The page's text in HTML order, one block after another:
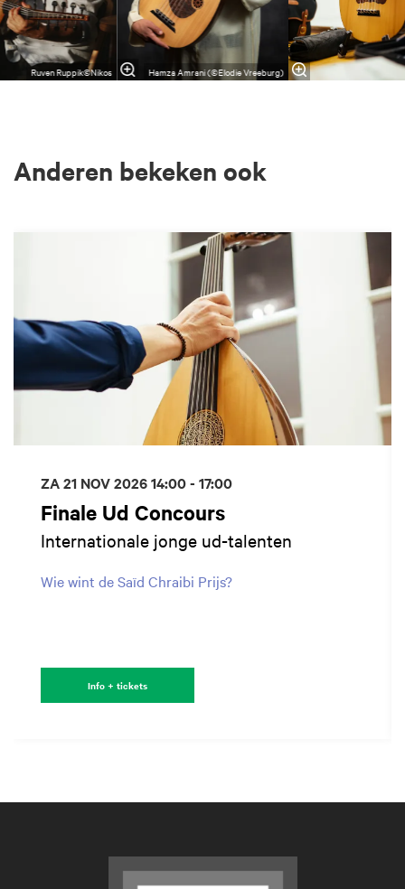
Ruven Ruppik©Nikos Hamza Amrani (©Elodie Vreeburg)
Anderen bekeken ook
Finale Ud Concours
Internationale jonge ud-talenten
Wie wint de Saïd Chraibi Prijs?
ZA 21 NOV 202614:00 - 17:00
Info + tickets